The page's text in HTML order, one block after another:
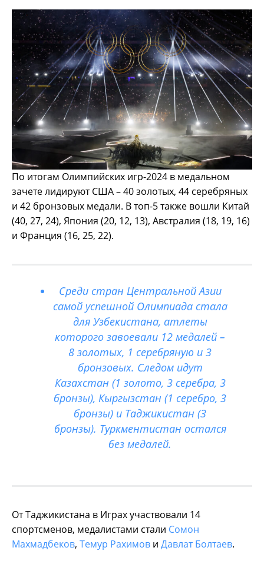
По итогам Олимпийских игр-2024 в медальном
зачете лидируют США – 40 золотых, 44 серебряных
и 42 бронзовых медали. В топ-5 также вошли Китай
(40, 27, 24), Япония (20, 12, 13), Австралия (18, 19, 16)
и Франция (16, 25, 22).
Среди стран Центральной Азии
самой успешной Олимпиада стала
для Узбекистана, атлеты
которого завоевали 12 медалей –
8 золотых, 1 серебряную и 3
бронзовых. Следом идут
Казахстан (1 золото, 3 серебра, 3
бронзы), Кыргызстан (1 серебро, 3
бронзы) и Таджикистан (3
бронзы). Туркментистан остался
без медалей.
От Таджикистана в Играх участвовали 14
спортсменов, медалистами стали Сомон
Махмадбеков, Темур Рахимов и Давлат Болтаев.